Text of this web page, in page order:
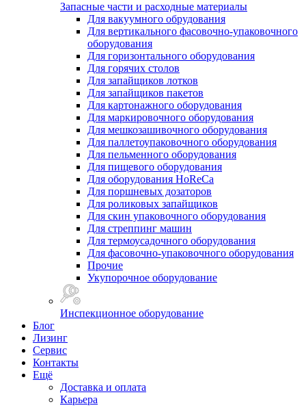
Запасные части и расходные материалы
Для вакуумного обрудования
Для вертикального фасовочно-упаковочного
оборудования
Для горизонтального оборудования
Для горячих столов
Для запайщиков лотков
Для запайщиков пакетов
Для картонажного оборудования
Для маркировочного оборудования
Для мешкозашивочного оборудования
Для паллетоупаковочного оборудования
Для пельменного оборудования
Для пищевого оборудования
Для оборудования HoReCa
Для поршневых дозаторов
Для роликовых запайщиков
Для скин упаковочного оборудования
Для стреппинг машин
Для термоусадочного оборудования
Для фасовочно-упаковочного оборудования
Прочие
Укупорочное оборудование
Инспекционное оборудование
Блог
Лизинг
Сервис
Контакты
Ещё
Доставка и оплата
Карьера